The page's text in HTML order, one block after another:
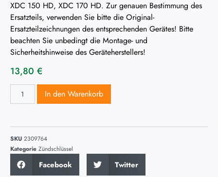
XDC 150 HD, XDC 170 HD. Zur genauen Bestimmung des
Ersatzteils, verwenden Sie bitte die Original-
Ersatzteilzeichnungen des entsprechenden Gerätes! Bitte
beachten Sie unbedingt die Montage- und
Sicherheitshinweise des Geräteherstellers!
13,80 €
In den Warenkorb
SKU 2309764
Kategorie Zündschlüssel
Facebook Twitter